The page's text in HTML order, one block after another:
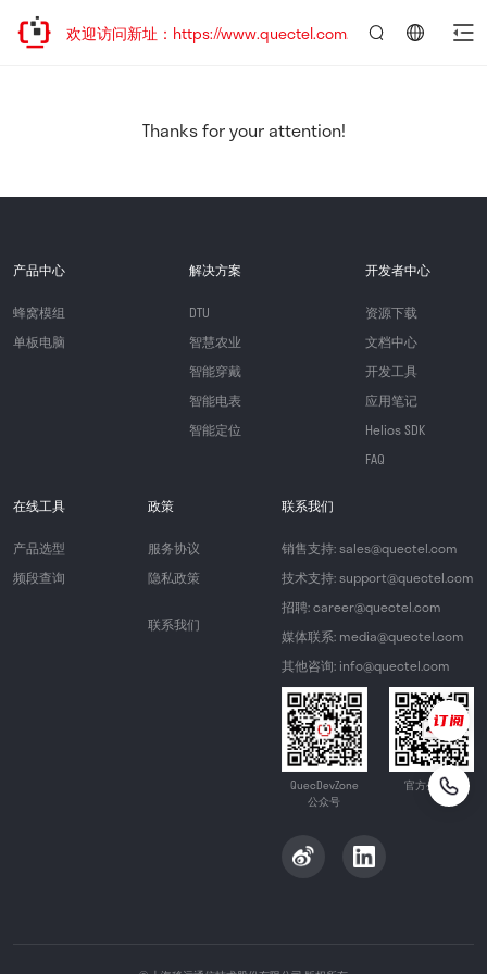
迁移，欢迎访问新址：https://www.quectel.com.cn
Thanks for your attention!
产品中心
蜂窝模组
单板电脑
解决方案
DTU
智慧农业
智能穿戴
智能电表
智能定位
开发者中心
资源下载
文档中心
开发工具
应用笔记
Helios SDK
FAQ
在线工具
产品选型
频段查询
政策
服务协议
隐私政策
联系我们
联系我们
销售支持: sales@quectel.com
技术支持: support@quectel.com
招聘: career@quectel.com
媒体联系: media@quectel.com
其他咨询: info@quectel.com
QuecDevZone
公众号
官方公众号